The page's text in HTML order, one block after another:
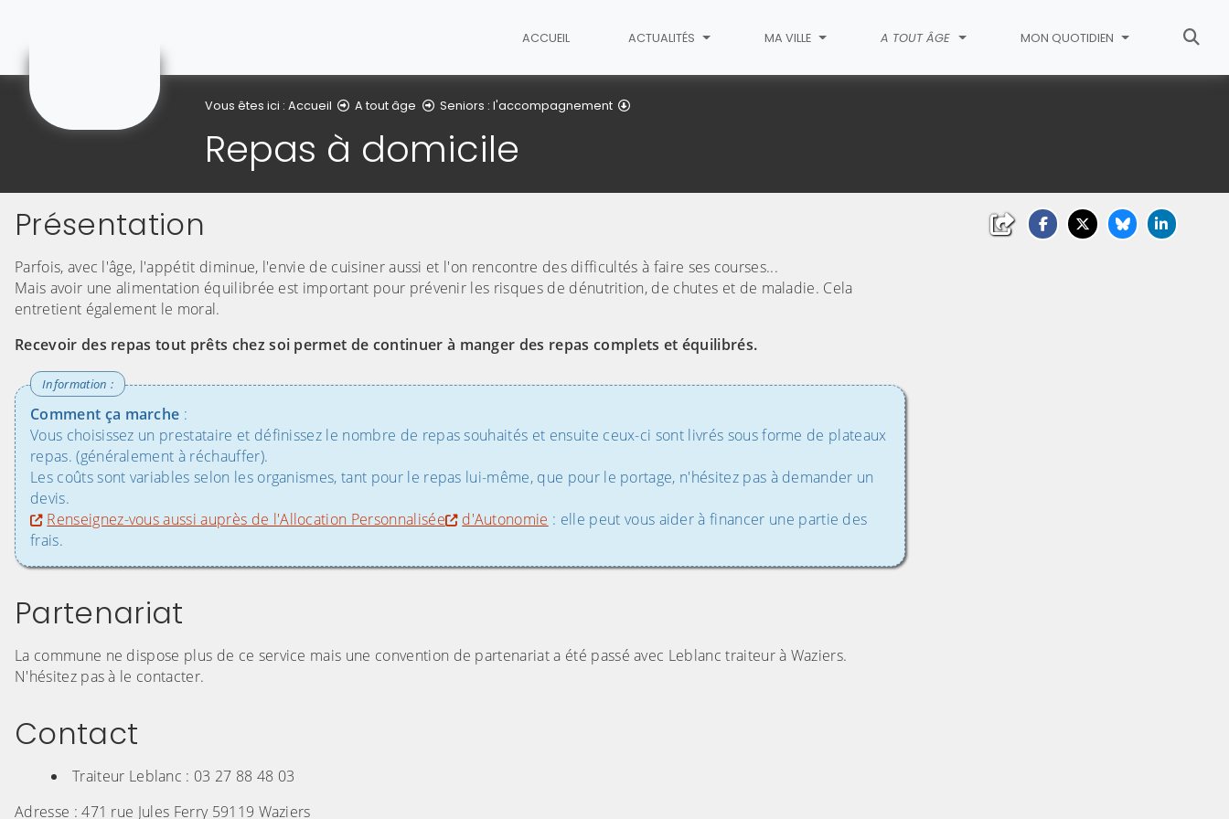
ACCUEIL ACTUALITÉS MA VILLE A TOUT ÂGE MON QUOTIDIEN
Vous êtes ici : Accueil A tout âge Seniors : l'accompagnement
Repas à domicile
Présentation
Parfois, avec l'âge, l'appétit diminue, l'envie de cuisiner aussi et l'on rencontre des difficultés à faire ses courses...
Mais avoir une alimentation équilibrée est important pour prévenir les risques de dénutrition, de chutes et de maladie. Cela
entretient également le moral.
Recevoir des repas tout prêts chez soi permet de continuer à manger des repas complets et équilibrés.
Comment ça marche :
Vous choisissez un prestataire et définissez le nombre de repas souhaités et ensuite ceux-ci sont livrés sous forme de plateaux
repas. (généralement à réchauffer).
Les coûts sont variables selon les organismes, tant pour le repas lui-même, que pour le portage, n'hésitez pas à demander un
devis.
Renseignez-vous aussi auprès de l'Allocation Personnalisée
d'Autonomie : elle peut vous aider à financer une partie des
frais.
Partenariat
La commune ne dispose plus de ce service mais une convention de partenariat a été passé avec Leblanc traiteur à Waziers.
N'hésitez pas à le contacter.
Contact
Traiteur Leblanc : 03 27 88 48 03
Adresse : 471 rue Jules Ferry 59119 Waziers